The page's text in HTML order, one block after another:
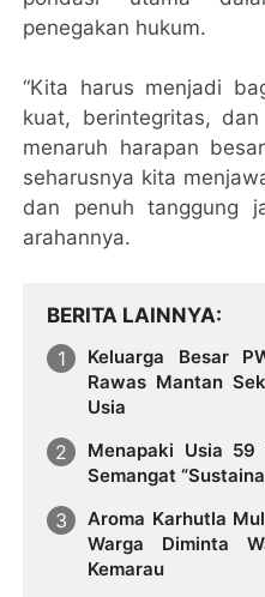
penegakan hukum.
“Kita harus menjadi
kuat, berintegritas,
menaruh harapan
seharusnya kita
dan penuh tanggung
arahannya.
BERITA LAINNYA
Keluarga Besar
Rawas Mantan
Usia
Menapaki Usia 59
Semangat
Aroma Karhutla
Warga Diminta
Kemarau